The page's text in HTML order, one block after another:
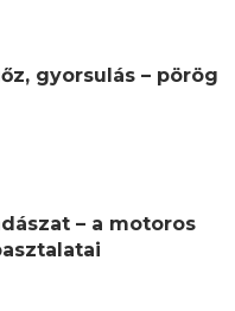
gyorsulás – pörög
– a motoros